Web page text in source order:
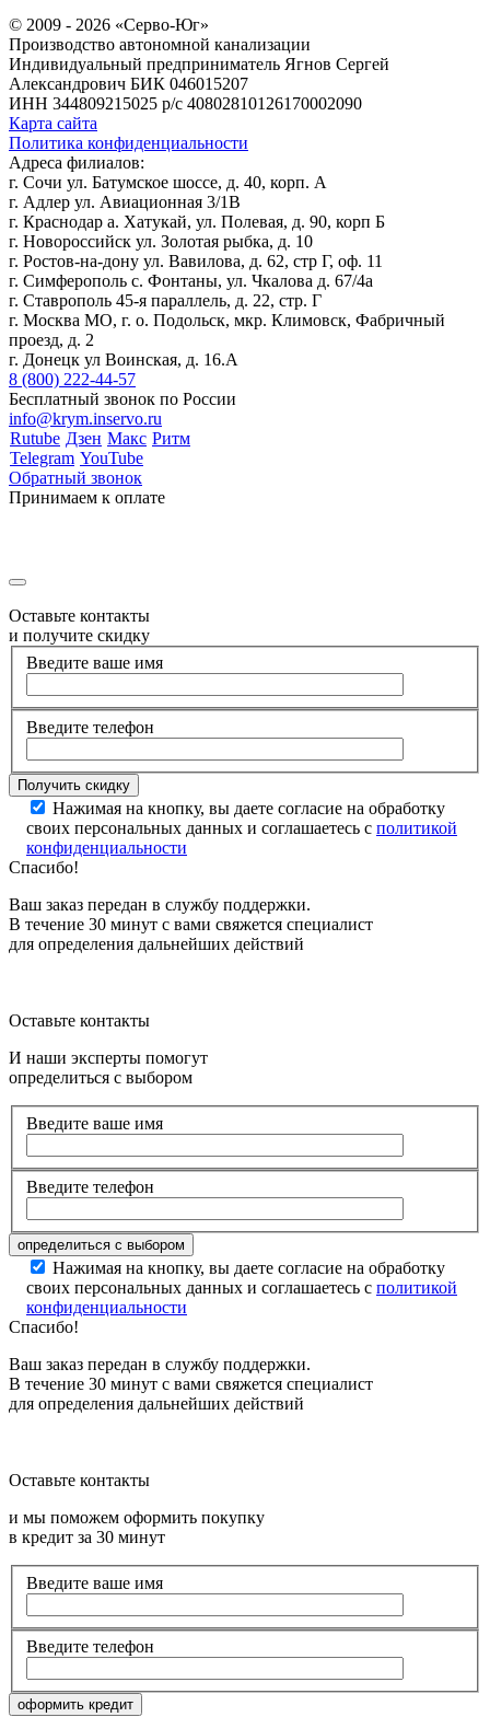
© 2009 - 2026 «Серво-Юг»
Производство автономной канализации
Индивидуальный предприниматель Ягнов Сергей
Александрович БИК 046015207
ИНН 344809215025 р/с 40802810126170002090
Карта сайта
Политика конфиденциальности
Адреса филиалов:
г. Сочи ул. Батумское шоссе, д. 40, корп. А
г. Адлер ул. Авиационная 3/1В
г. Краснодар а. Хатукай, ул. Полевая, д. 90, корп Б
г. Новороссийск ул. Золотая рыбка, д. 10
г. Ростов-на-дону ул. Вавилова, д. 62, стр Г, оф. 11
г. Симферополь с. Фонтаны, ул. Чкалова д. 67/4а
г. Ставрополь 45-я параллель, д. 22, стр. Г
г. Москва МО, г. о. Подольск, мкр. Климовск, Фабричный
проезд, д. 2
г. Донецк ул Воинская, д. 16.А
8 (800) 222-44-57
Бесплатный звонок по России
info@krym.inservo.ru
Rutube Дзен Макс Ритм
Telegram YouTube
Обратный звонок
Принимаем к оплате
Оставьте контакты
и получите скидку
Введите ваше имя
Введите телефон
Нажимая на кнопку, вы даете согласие на обработку
своих персональных данных и соглашаетесь с политикой
конфиденциальности
Спасибо!
Ваш заказ передан в службу поддержки.
В течение 30 минут с вами свяжется специалист
для определения дальнейших действий
Оставьте контакты
И наши эксперты помогут
определиться с выбором
Введите ваше имя
Введите телефон
Нажимая на кнопку, вы даете согласие на обработку
своих персональных данных и соглашаетесь с политикой
конфиденциальности
Спасибо!
Ваш заказ передан в службу поддержки.
В течение 30 минут с вами свяжется специалист
для определения дальнейших действий
Оставьте контакты
и мы поможем оформить покупку
в кредит за 30 минут
Введите ваше имя
Введите телефон